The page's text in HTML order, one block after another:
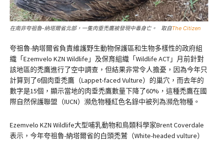
在南非夸祖魯-納塔爾省北部，一隻肉垂禿鷹被發現中毒身亡。 取自The Citizen
夸祖魯-納塔爾省負責維護野生動物保護區和生物多樣性的政府組
織「Ezemvelo KZN Wildlife」及保育組織「Wildlife ACT」月前針對
該地區的禿鷹進行了空中調查，但結果非常令人擔憂，因為今年只
計算到了6個肉垂禿鷹（Lappet-faced Vulture）的巢穴，而去年的
數字是15個，顯示當地的肉垂禿鷹數量下降了60%，這種禿鷹在國
際自然保護聯盟（IUCN）瀕危物種紅色名錄中被列為瀕危物種。
Ezemvelo KZN Wildlife大型哺乳動物和鳥類科學家Brent Coverdale
表示，今年夸祖魯-納塔爾省的白頭禿鷲（White-headed vulture）